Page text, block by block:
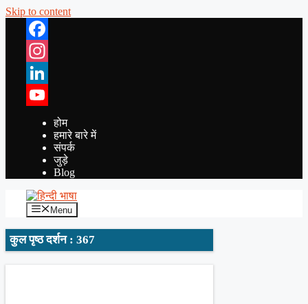
Skip to content
Facebook
Instagram
LinkedIn
YouTube
होम
हमारे बारे में
संपर्क
जुड़े
Blog
Menu
कुल पृष्ठ दर्शन : 367